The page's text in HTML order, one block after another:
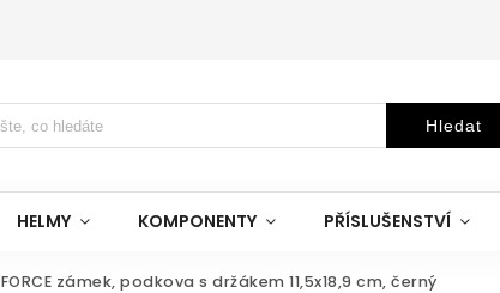
Hledat
HELMY KOMPONENTY PŘÍSLUŠENSTVÍ
FORCE zámek, podkova s držákem 11,5x18,9 cm, černý